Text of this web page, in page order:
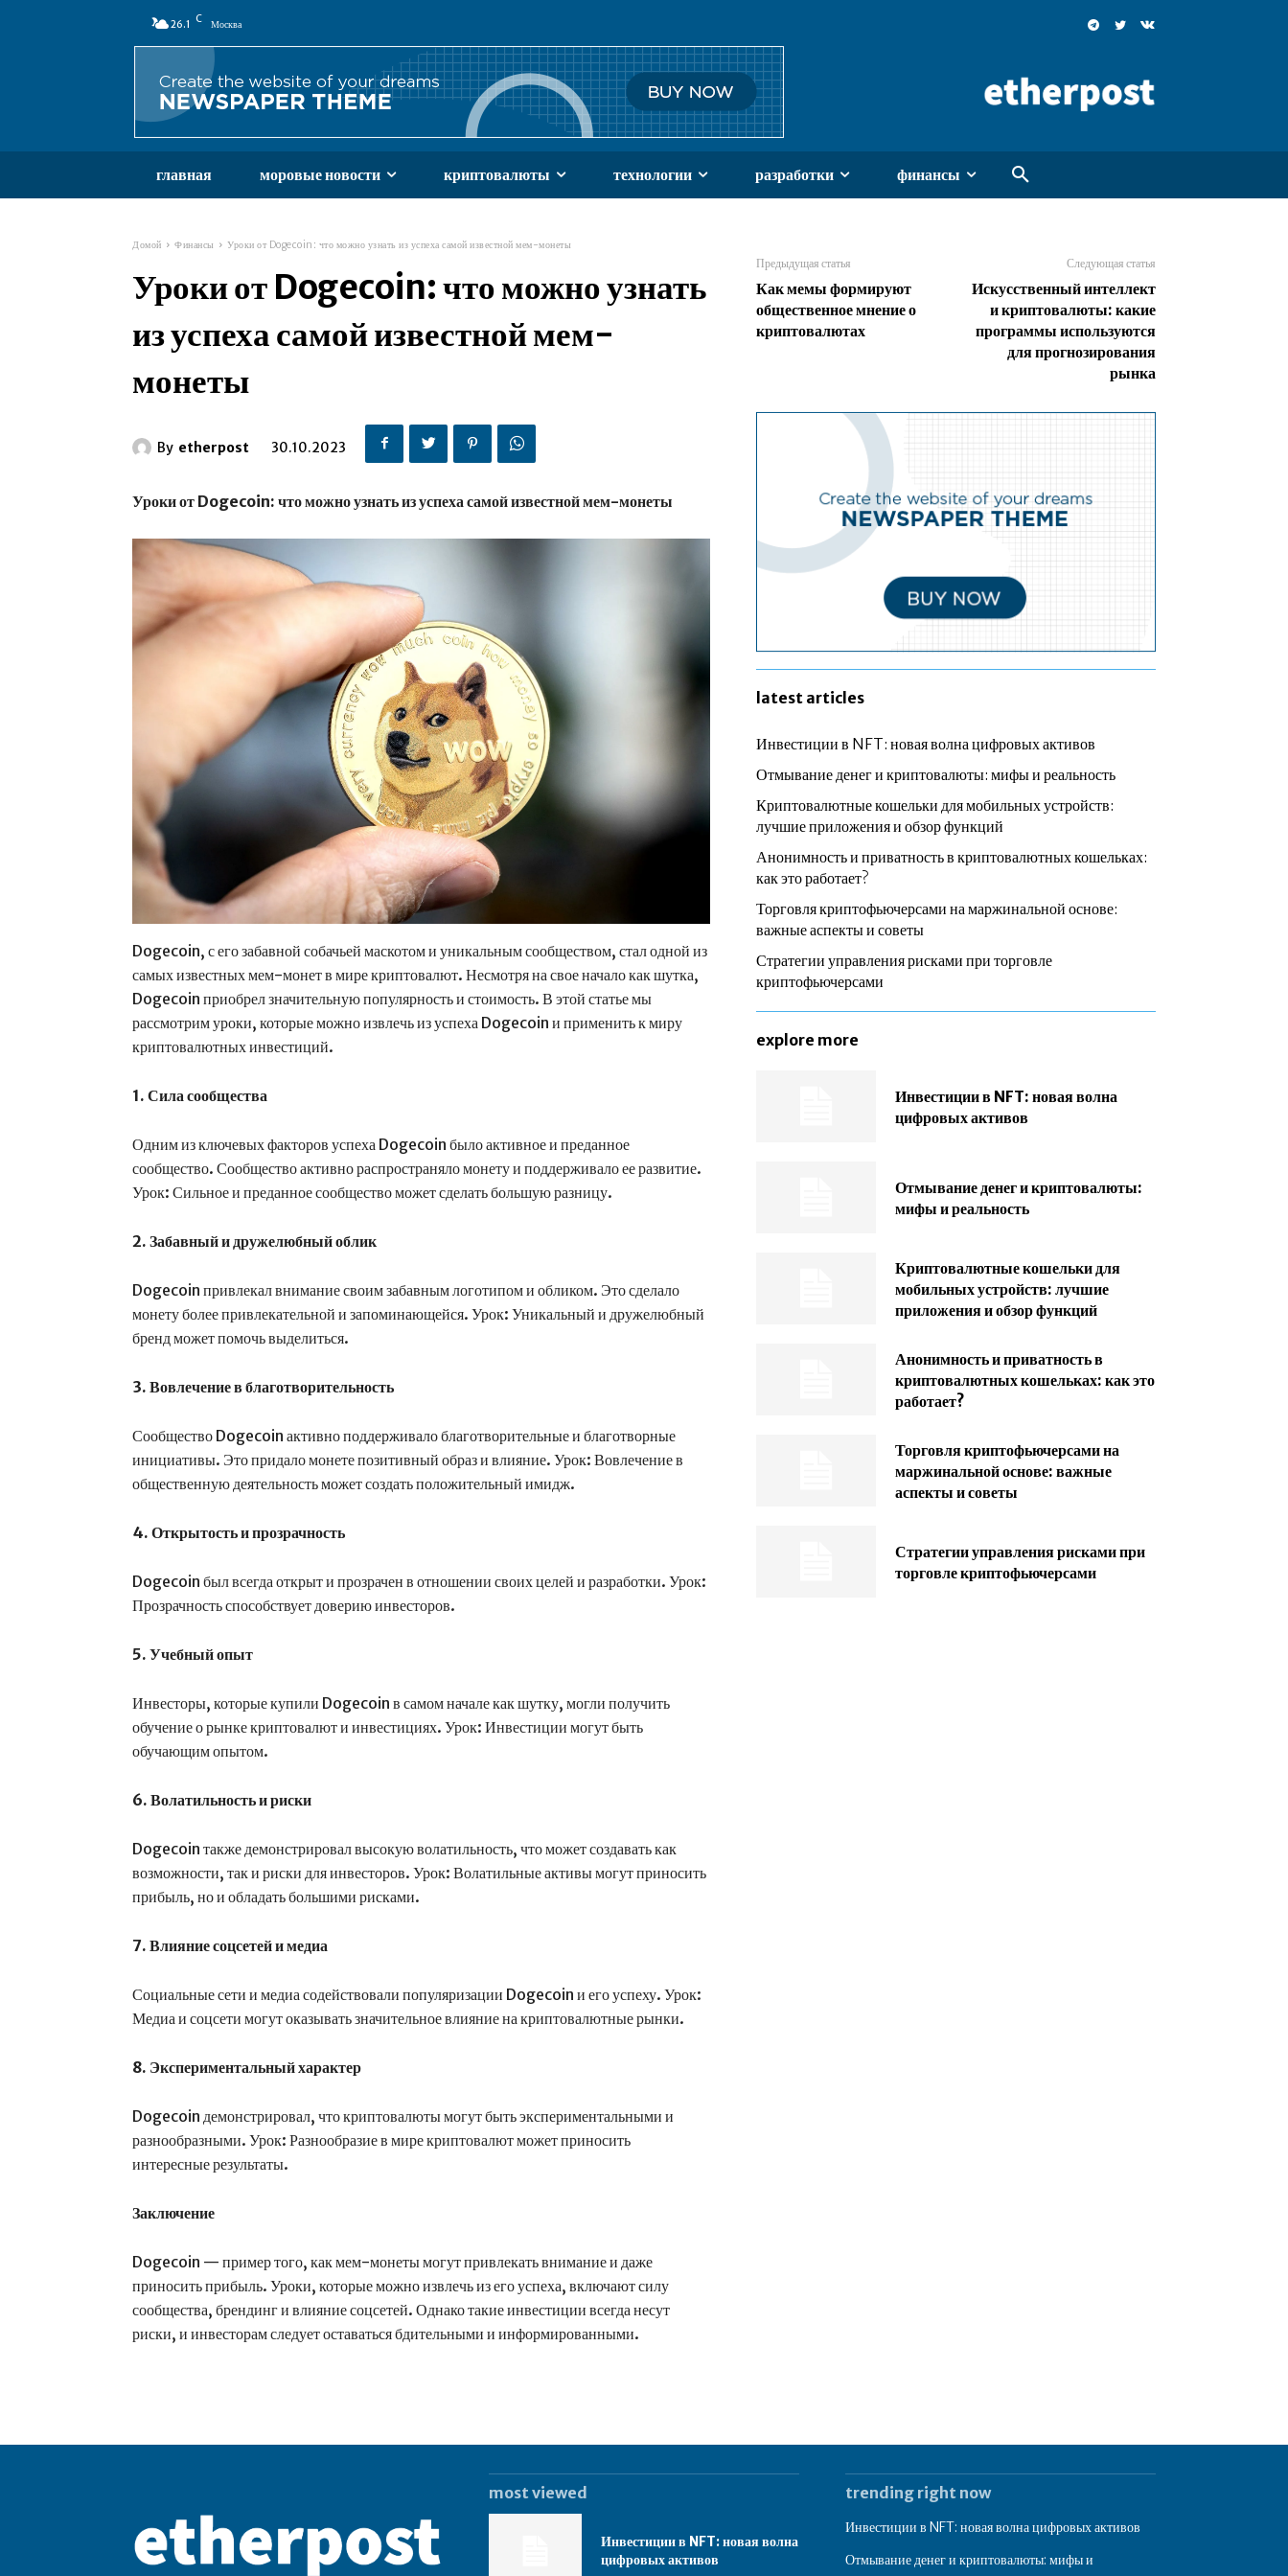
26.1 C Москва
главная моровые новости криптовалюты технологии разработки финансы
Домой Финансы Уроки от Dogecoin: что можно узнать из успеха самой известной мем-монеты
Уроки от Dogecoin: что можно узнать
из успеха самой известной мем-
монеты
By etherpost 30.10.2023
Уроки от Dogecoin: что можно узнать из успеха самой известной мем-монеты
Dogecoin, с его забавной собачьей маскотом и уникальным сообществом, стал одной из
самых известных мем-монет в мире криптовалют. Несмотря на свое начало как шутка,
Dogecoin приобрел значительную популярность и стоимость. В этой статье мы
рассмотрим уроки, которые можно извлечь из успеха Dogecoin и применить к миру
криптовалютных инвестиций.
1. Сила сообщества
Одним из ключевых факторов успеха Dogecoin было активное и преданное
сообщество. Сообщество активно распространяло монету и поддерживало ее развитие.
Урок: Сильное и преданное сообщество может сделать большую разницу.
2. Забавный и дружелюбный облик
Dogecoin привлекал внимание своим забавным логотипом и обликом. Это сделало
монету более привлекательной и запоминающейся. Урок: Уникальный и дружелюбный
бренд может помочь выделиться.
3. Вовлечение в благотворительность
Сообщество Dogecoin активно поддерживало благотворительные и благотворные
инициативы. Это придало монете позитивный образ и влияние. Урок: Вовлечение в
общественную деятельность может создать положительный имидж.
4. Открытость и прозрачность
Dogecoin был всегда открыт и прозрачен в отношении своих целей и разработки. Урок:
Прозрачность способствует доверию инвесторов.
5. Учебный опыт
Инвесторы, которые купили Dogecoin в самом начале как шутку, могли получить
обучение о рынке криптовалют и инвестициях. Урок: Инвестиции могут быть
обучающим опытом.
6. Волатильность и риски
Dogecoin также демонстрировал высокую волатильность, что может создавать как
возможности, так и риски для инвесторов. Урок: Волатильные активы могут приносить
прибыль, но и обладать большими рисками.
7. Влияние соцсетей и медиа
Социальные сети и медиа содействовали популяризации Dogecoin и его успеху. Урок:
Медиа и соцсети могут оказывать значительное влияние на криптовалютные рынки.
8. Экспериментальный характер
Dogecoin демонстрировал, что криптовалюты могут быть экспериментальными и
разнообразными. Урок: Разнообразие в мире криптовалют может приносить
интересные результаты.
Заключение
Dogecoin — пример того, как мем-монеты могут привлекать внимание и даже
приносить прибыль. Уроки, которые можно извлечь из его успеха, включают силу
сообщества, брендинг и влияние соцсетей. Однако такие инвестиции всегда несут
риски, и инвесторам следует оставаться бдительными и информированными.
Предыдущая статья
Как мемы формируют
общественное мнение о
криптовалютах
Следующая статья
Искусственный интеллект
и криптовалюты: какие
программы используются
для прогнозирования
рынка
latest articles
Инвестиции в NFT: новая волна цифровых активов
Отмывание денег и криптовалюты: мифы и реальность
Криптовалютные кошельки для мобильных устройств:
лучшие приложения и обзор функций
Анонимность и приватность в криптовалютных кошельках:
как это работает?
Торговля криптофьючерсами на маржинальной основе:
важные аспекты и советы
Стратегии управления рисками при торговле
криптофьючерсами
explore more
Инвестиции в NFT: новая волна
цифровых активов
Отмывание денег и криптовалюты:
мифы и реальность
Криптовалютные кошельки для
мобильных устройств: лучшие
приложения и обзор функций
Анонимность и приватность в
криптовалютных кошельках: как это
работает?
Торговля криптофьючерсами на
маржинальной основе: важные
аспекты и советы
Стратегии управления рисками при
торговле криптофьючерсами
most viewed
Инвестиции в NFT: новая волна
цифровых активов
trending right now
Инвестиции в NFT: новая волна цифровых активов
Отмывание денег и криптовалюты: мифы и